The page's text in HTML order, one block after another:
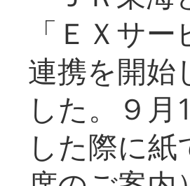
「ＥＸサ
連携を開始
した。９
した際に